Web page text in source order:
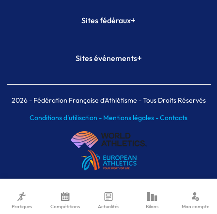
Sites fédéraux+
Plateforme Formation
Sites événements+
Meeting de Paris indoor
MAIF Ekiden de Paris
2026- Fédération Française d'Athlétisme - Tous Droits Réservés
Conditions d'utilisation - Mentions légales -Contacts
Pratiques Compétitions Actualités Bilans Mon compte